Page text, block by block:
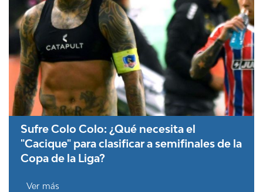
Sufre Colo Colo: ¿Qué necesita el
"Cacique" para clasificar a semifinales de la
Copa de la Liga?
Ver más